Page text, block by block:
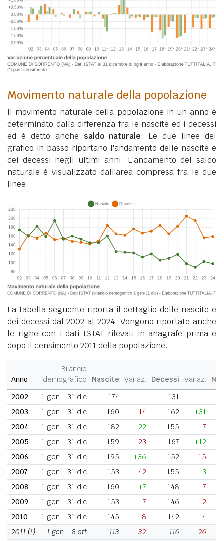
Movimento naturale della popolazione
Il movimento naturale della popolazione in un anno è
determinato dalla differenza fra le nascite ed i decessi
ed è detto anche saldo naturale. Le due linee del
grafico in basso riportano l'andamento delle nascite e
dei decessi negli ultimi anni. L'andamento del saldo
naturale è visualizzato dall'area compresa fra le due
linee.
La tabella seguente riporta il dettaglio delle nascite e
dei decessi dal 2002 al 2024. Vengono riportate anche
le righe con i dati ISTAT rilevati in anagrafe prima e
dopo il censimento 2011 della popolazione.
Anno
Bilancio
demografico
Nascite Variaz. Decessi Variaz.
2002
1 gen - 31 dic 174 - 131
-
2003
1 gen - 31 dic 160 -14 162
+31
2004
1 gen - 31 dic 182 +22 155
-7
2005
1 gen - 31 dic 159 -23 167
+12
2006
1 gen - 31 dic 195 +36 152
-15
2007
1 gen - 31 dic 153 -42 155
+3
2008
1 gen - 31 dic 160 +7 148
-7
2009
1 gen - 31 dic 153 -7 146
-2
2010
1 gen - 31 dic 145 -8 142
-4
2011 (¹) 1 gen - 8 ott 113 -32 116
-26